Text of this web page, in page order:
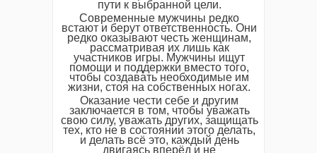
пути к выбранной цели.
Современные мужчины редко
встают и берут ответственность. Они
редко оказывают честь женщинам,
рассматривая их лишь как
участников игры. Мужчины ищут
помощи и поддержки вместо того,
чтобы создавать необходимые им
жизни, стоя на собственных ногах.
Оказание чести себе и другим
заключается в том, чтобы уважать
свою силу, уважать других, защищать
тех, кто не в состоянии этого делать,
и делать всё это, каждый день
двигаясь вперёд и не